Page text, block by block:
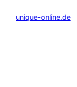
unique-online.de